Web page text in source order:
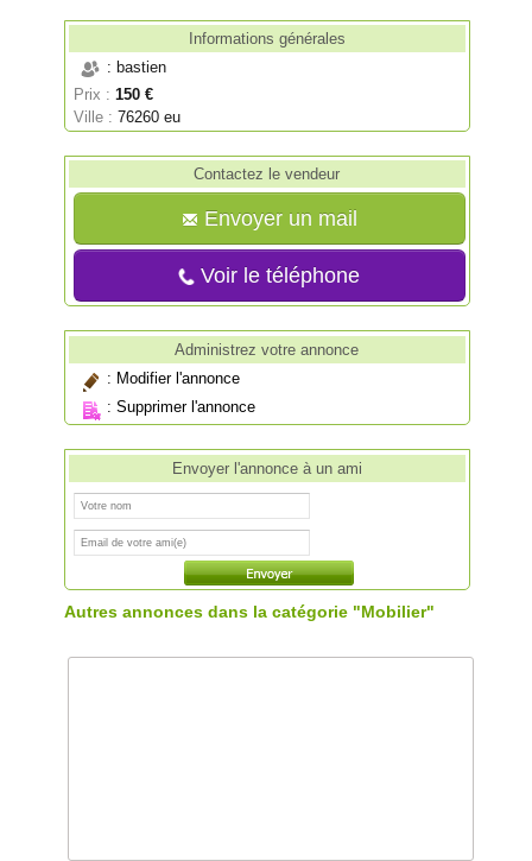
Informations générales
: bastien
Prix : 150 €
Ville :76260 eu
Contactez le vendeur
Envoyer un mail
Voir le téléphone
Administrez votre annonce
: Modifier l'annonce
:Supprimer l'annonce
Envoyer l'annonce à un ami
Autres annonces dans la catégorie "Mobilier"